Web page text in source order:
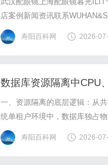
店案例新闻资讯联系
写字楼眼镜店直营品牌，现于
基础，全场镜片40%-60%优惠
寿阳百科网 2026-
数据库资源隔离中CPU
一、资源隔离的底层逻辑：从
统单租户环境中，数据库独占
负载、查询复杂度差异显著，
导致其他租户性能下降甚至服
寿阳百科网 2026-